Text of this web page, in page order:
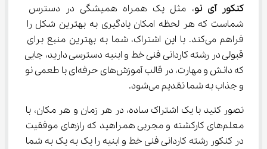
کنکور آی نو، مثل یک همراه همیشگی در دسترس
شماست که هر لحظه امکان یادگیری به بهترین شکل را
فراهم می‌کند. با این اشتراک، شما به بهترین منبع برای
قبولی در رشته کاردانی فنی خط و ابنیه دسترسی دارید، جایی
که دانش و مهارت، در قالب آموزش‌های حرفه‌ای با طعمی نو
و جذاب به شما تقدیم می‌شود.
تصور کنید با یک اشتراک ساده، در هر زمان و هر مکان، با
معلم‌های کارکشته و مجربی همراهید که رازهای موفقیت
در کنکور رشته کاردانی فنی خط و ابنیه را یک‌ به‌ یک به شما